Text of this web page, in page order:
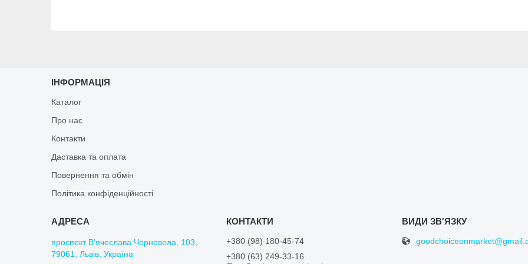
ІНФОРМАЦІЯ
Каталог
Про нас
Контакти
Даставка та оплата
Повернення та обмін
Політика конфіденційності
проспект В'ячеслава Чорновола, 103,
79061, Львів, Україна
+380 (98) 180-45-74
+380 (63) 249-33-16